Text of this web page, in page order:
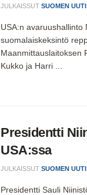
JULKAISSUT SUOMEN
USA:n avaruushallinto
suomalaiskeksintö
Maanmittauslaitoksen
Kukko ja Harri ...
Presidentti
USA:ssa
JULKAISSUT SUOMEN
Presidentti Sauli